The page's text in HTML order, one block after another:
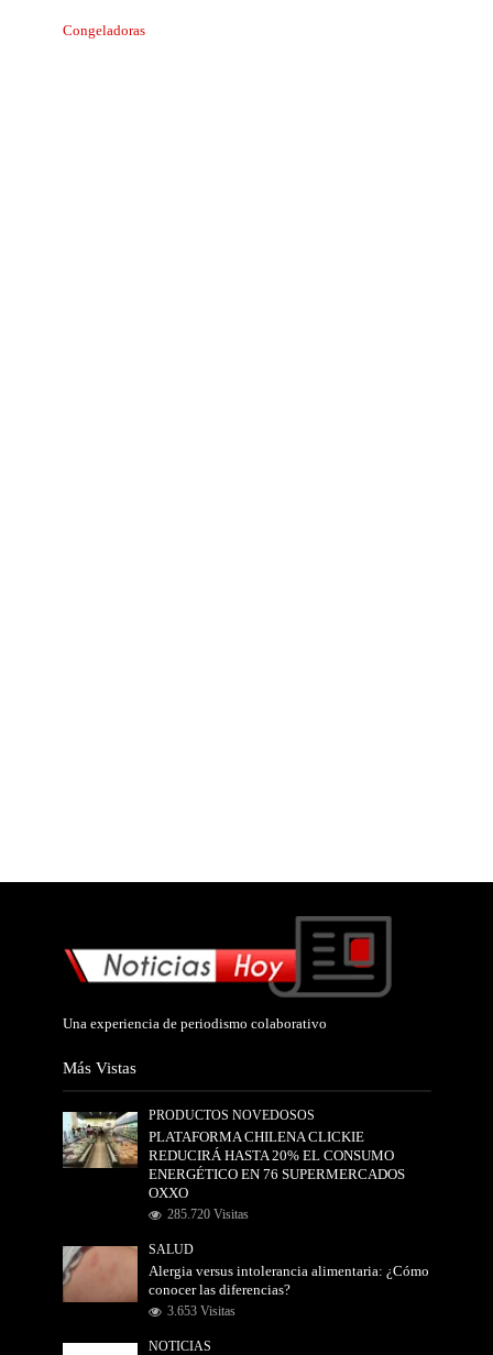
Congeladoras
Una experiencia de periodismo colaborativo
Más Vistas
PRODUCTOS NOVEDOSOS
PLATAFORMA CHILENA CLICKIE
REDUCIRÁ HASTA 20% EL CONSUMO
ENERGÉTICO EN 76 SUPERMERCADOS
OXXO
285.720 Visitas
SALUD
Alergia versus intolerancia alimentaria: ¿Cómo
conocer las diferencias?
3.653 Visitas
NOTICIAS